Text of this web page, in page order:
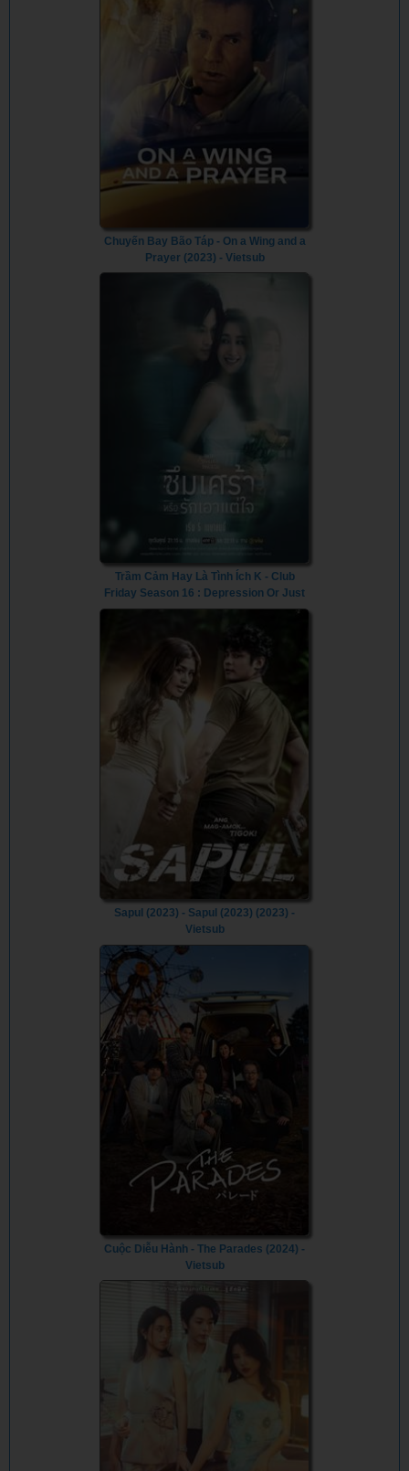
Chuyến Bay Bão Táp - On a Wing and a
Prayer (2023) - Vietsub
Trầm Cảm Hay Là Tình Ích K - Club
Friday Season 16 : Depression Or Just
Selfishness (2024) - Vietsub
Sapul (2023) - Sapul (2023) (2023) -
Vietsub
Cuộc Diễu Hành - The Parades (2024) -
Vietsub